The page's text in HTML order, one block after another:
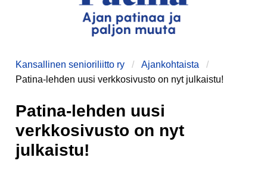
Kansallinen senioriliitto ry
Ajankohtaista
Patina-lehden uusi verkkosivusto on nyt julkaistu!
Patina-lehden uusi
verkkosivusto on nyt
julkaistu!